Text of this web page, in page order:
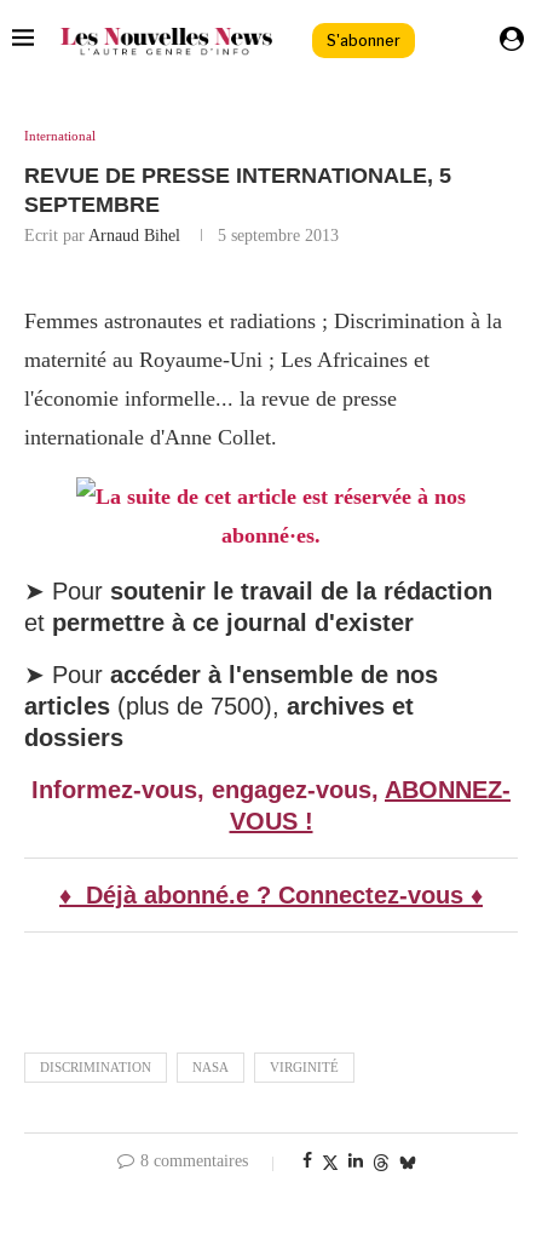
S'abonner
International
REVUE DE PRESSE INTERNATIONALE, 5
SEPTEMBRE
Ecrit par Arnaud Bihel 5 septembre 2013
Femmes astronautes et radiations ; Discrimination à la
maternité au Royaume-Uni ; Les Africaines et
l'économie informelle... la revue de presse
internationale d'Anne Collet.
La suite de cet article est réservée à nos
abonné·es.
➤ Pour soutenir le travail de la rédaction
et permettre à ce journal d'exister
➤ Pour accéder à l'ensemble de nos
articles (plus de 7500), archives et
dossiers
Informez-vous, engagez-vous, ABONNEZ-
VOUS !
♦ Déjà abonné.e ? Connectez-vous ♦
DISCRIMINATION NASA VIRGINITÉ
8 commentaires